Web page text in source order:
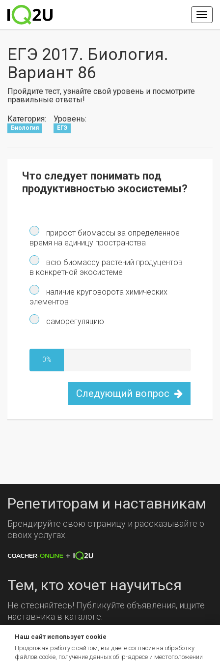
ЕГЭ 2017. Биология.
Вариант 86
Пройдите тест, узнайте свой уровень и посмотрите
правильные ответы!
Категория:
Биология
Уровень:
ЕГЭ
Что следует понимать под
продуктивностью экосистемы?
прирост биомассы за определенное
время на единицу пространства
всю биомассу растений продуцентов
в конкретной экосистеме
наличие круговорота химических
элементов
саморегуляцию
0%
Следующий вопрос
Репетиторам и наставникам
Брендируйте свою страницу и рассказывайте о
своих услугах.
Тем, кто хочет научиться
Не стесняйтесь! Публикуйте объявления, ищите
наставника в каталоге.
Мы на связи!
Наш сайт использует cookie
Продолжая работу с сайтом, вы даете согласие на обработку
файлов cookie, получение данных об ip-адресе и местоположении